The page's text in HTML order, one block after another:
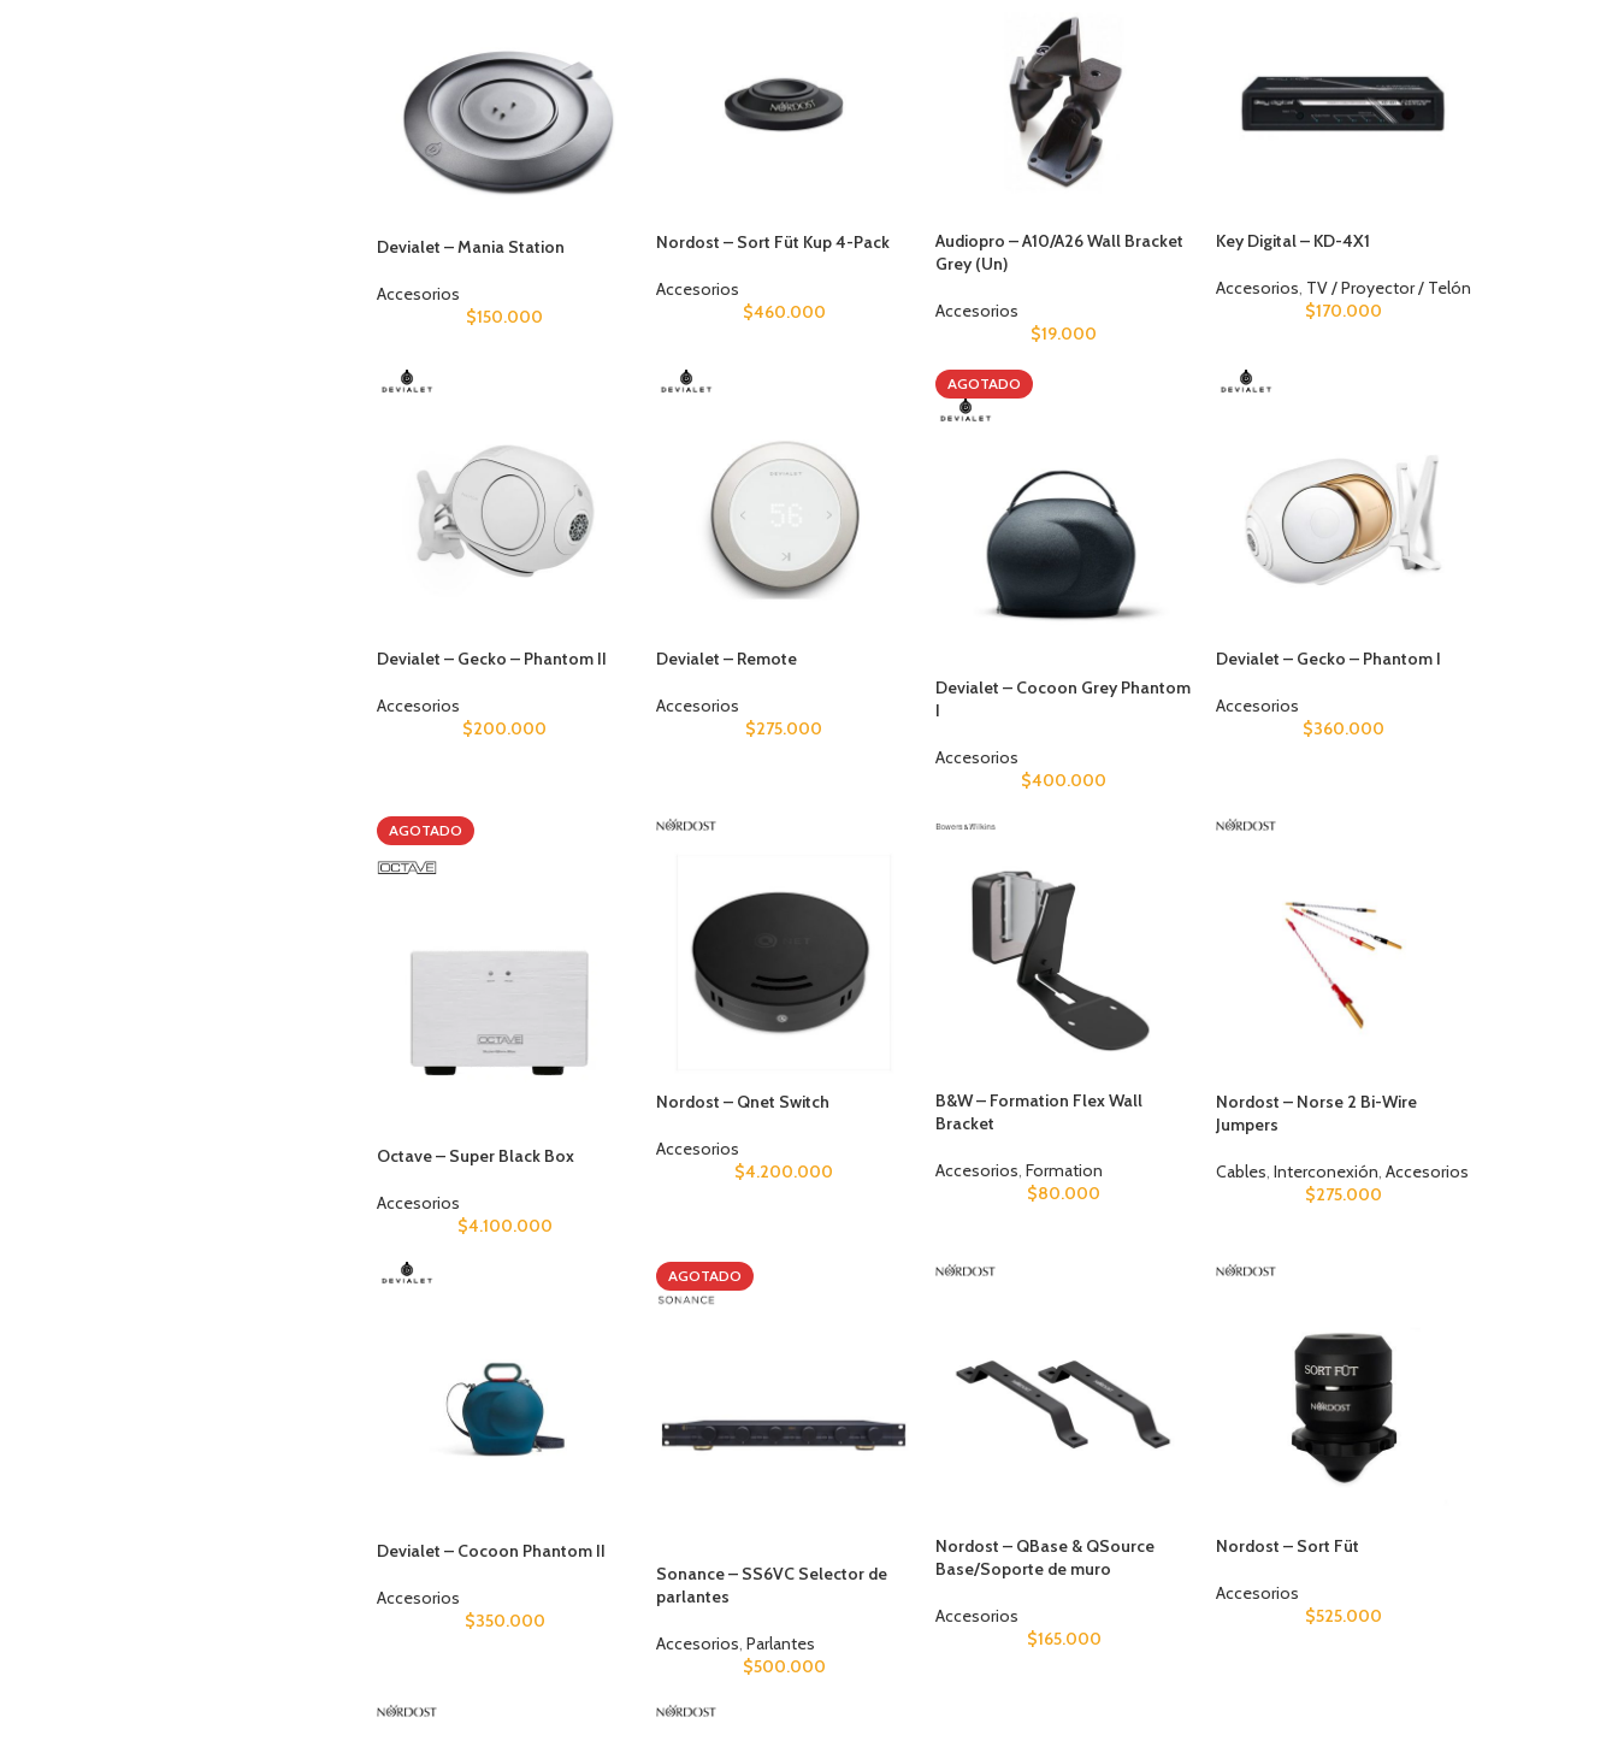
Devialet – Mania Station
Accesorios
$150.000
Nordost – Sort Füt Kup 4-Pack
Accesorios
$460.000
Audiopro – A10/A26 Wall Bracket
Grey (Un)
Accesorios
$19.000
Key Digital – KD-4X1
Accesorios, TV / Proyector / Telón
$170.000
Devialet – Gecko – Phantom II
Accesorios
$200.000
Devialet – Remote
Accesorios
$275.000
AGOTADO
Devialet – Cocoon Grey Phantom
I
Accesorios
$400.000
Devialet – Gecko – Phantom I
Accesorios
$360.000
AGOTADO
Octave – Super Black Box
Accesorios
$4.100.000
Nordost – Qnet Switch
Accesorios
$4.200.000
B&W – Formation Flex Wall
Bracket
Accesorios Formation
$80.000
Nordost – Norse 2 Bi-Wire
Jumpers
Cables, Interconexión, Accesorios
$275.000
Devialet – Cocoon Phantom II
Accesorios
$350.000
AGOTADO
Sonance – SS6VC Selector de
parlantes
Accesorios, Parlantes
$500.000
Nordost – QBase & QSource
Base/Soporte de muro
Accesorios
$165.000
Nordost – Sort Füt
Accesorios
$525.000